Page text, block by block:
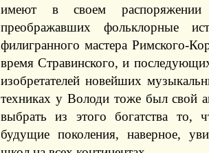
имеют в своем распоряжении
преображавших фольклорные
филигранного мастера Римского-
время Стравинского, и
изобретателей новейших
техниках у Володи тоже был свой
выбрать из этого богатства то,
будущие поколения, наверное,